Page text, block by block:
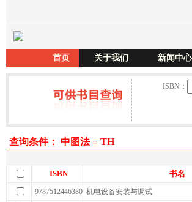
首页 关于我们 新闻中心
ISBN：
查询条件： 中图法 = TH
ISBN 书名
9787512446380 机电设备安装与调试